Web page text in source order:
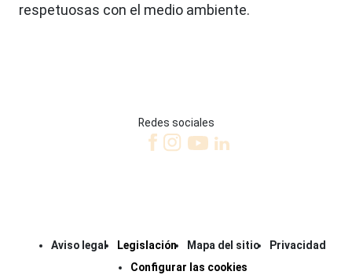
respetuosas con el medio ambiente.
Redes sociales
Aviso legal Legislación Mapa del sitio
Privacidad
Configurar las cookies